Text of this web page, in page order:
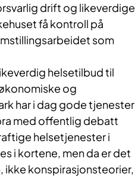
drift og likeverdige
få kontroll på
som
helsetilbud til
og
har i dag gode tjenester
med offentlig debatt
helsetjenester i
i kortene, men da er det
ikke konspirasjonsteorier,